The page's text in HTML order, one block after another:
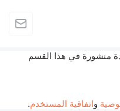
منشورة في هذا القسم
واتفاقية المستخدم.